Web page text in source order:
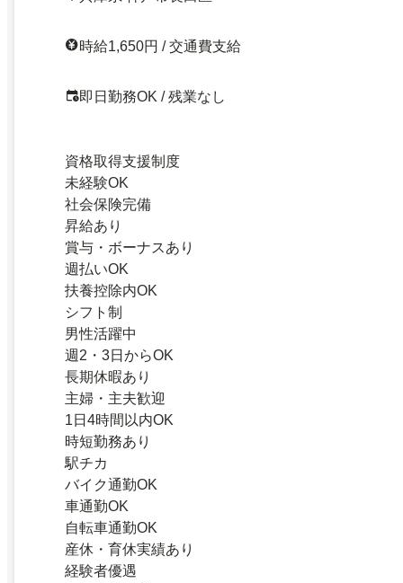
時給1,650円 / 交通費支給
即日勤務OK / 残業なし
資格取得支援制度
未経験OK
社会保険完備
昇給あり
賞与・ボーナスあり
週払いOK
扶養控除内OK
シフト制
男性活躍中
週2・3日からOK
長期休暇あり
主婦・主夫歓迎
1日4時間以内OK
時短勤務あり
駅チカ
バイク通勤OK
車通勤OK
自転車通勤OK
産休・育休実績あり
経験者優遇